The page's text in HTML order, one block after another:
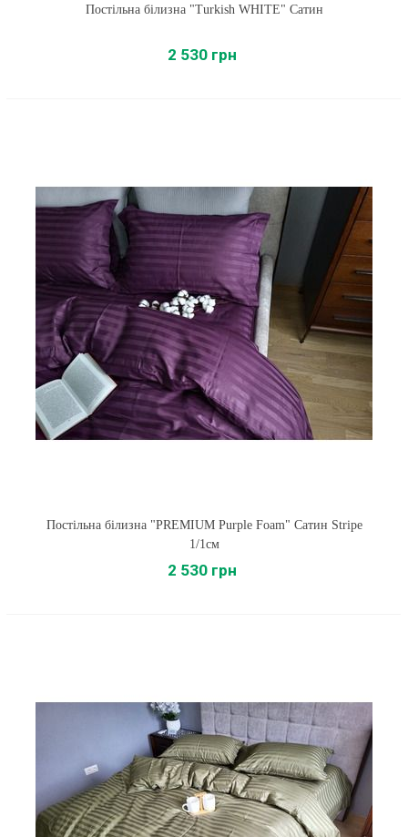
Постільна білизна "Turkish WHITE" Сатин
2 530 грн
Постільна білизна "PREMIUM Purple Foam" Сатин Stripe
1/1см
2 530 грн